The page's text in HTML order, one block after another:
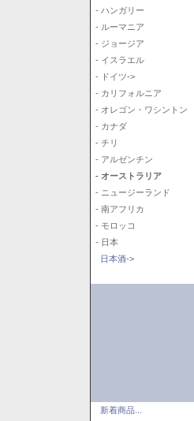
- ハンガリー
- ルーマニア
- ジョージア
- イスラエル
- ドイツ->
- カリフォルニア
- オレゴン・ワシントン
- カナダ
- チリ
- アルゼンチン
- オーストラリア
- ニュージーランド
- 南アフリカ
- モロッコ
- 日本
日本酒->
新着商品...